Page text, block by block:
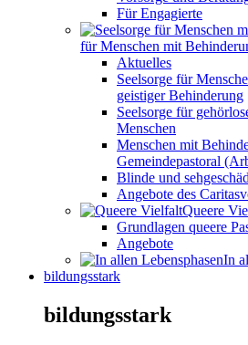
Für Engagierte
für Menschen mit
Aktuelles
Seelsorge für
geistiger Behinderung
Seelsorge für
Menschen
Menschen mit
Gemeindepastoral
Blinde und
Angebote des
Queere
Grundlagen queere
Angebote
In
bildungsstark
bildungsstark